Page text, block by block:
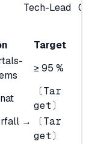
Tech-Lead
Target
≥ 95 %
〔Tar
get〕
→
〔Tar
get〕